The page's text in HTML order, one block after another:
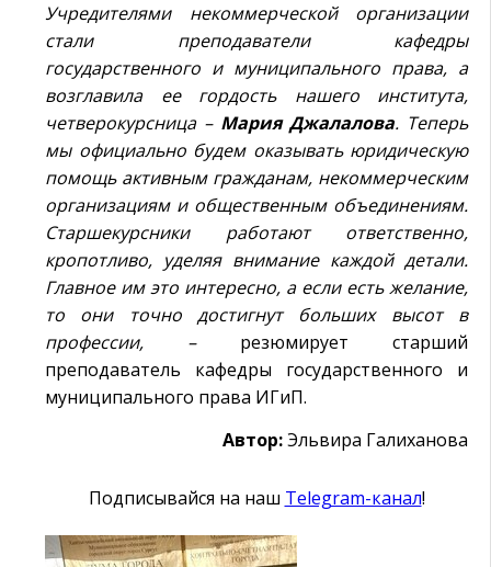
Учредителями некоммерческой организации
стали преподаватели кафедры
государственного и муниципального права, а
возглавила ее гордость нашего института,
четверокурсница – Мария Джалалова. Теперь
мы официально будем оказывать юридическую
помощь активным гражданам, некоммерческим
организациям и общественным объединениям.
Старшекурсники работают ответственно,
кропотливо, уделяя внимание каждой детали.
Главное им это интересно, а если есть желание,
то они точно достигнут больших высот в
профессии, –резюмирует старший
преподаватель кафедры государственного и
муниципального права ИГиП.
Автор:Эльвира Галиханова
Подписывайся на наш Telegram-канал!